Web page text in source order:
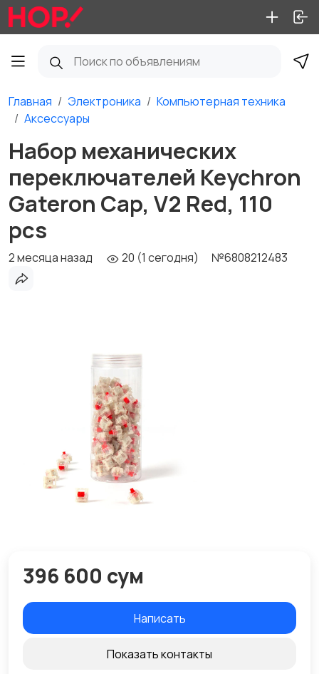
Главная Электроника
Компьютерная техника
Аксессуары
Набор механических
переключателей Keychron
Gateron Cap, V2 Red, 110
pcs
2 месяца назад 20 (1 сегодня) №6808212483
396 600 сум
Написать
Показать контакты